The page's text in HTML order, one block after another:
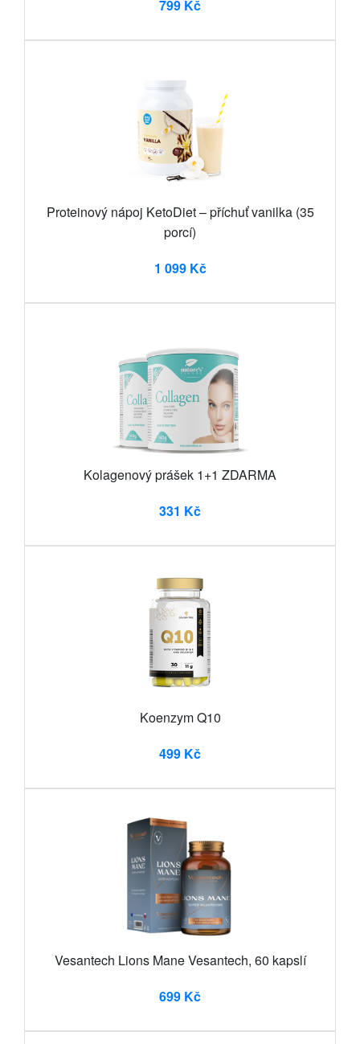
799 Kč
Proteinový nápoj KetoDiet – příchuť vanilka (35
porcí)
1 099 Kč
Kolagenový prášek 1+1 ZDARMA
331 Kč
Koenzym Q10
499 Kč
Vesantech Lions Mane Vesantech, 60 kapslí
699 Kč